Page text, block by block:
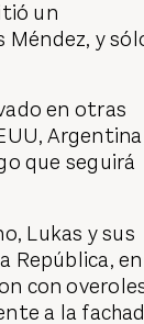
un
Méndez, y
en otras
que seguirá
Lukas y sus
República, en
con
a la